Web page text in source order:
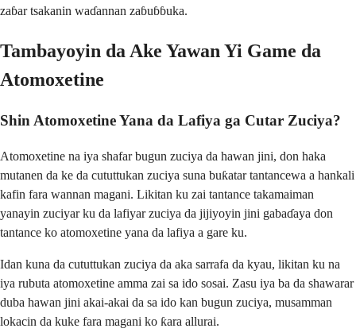
zaɓar tsakanin waɗannan zaɓuɓɓuka.
Tambayoyin da Ake Yawan Yi Game da
Atomoxetine
Shin Atomoxetine Yana da Lafiya ga Cutar Zuciya?
Atomoxetine na iya shafar bugun zuciya da hawan jini, don haka
mutanen da ke da cututtukan zuciya suna buƙatar tantancewa a hankali
kafin fara wannan magani. Likitan ku zai tantance takamaiman
yanayin zuciyar ku da lafiyar zuciya da jijiyoyin jini gabaɗaya don
tantance ko atomoxetine yana da lafiya a gare ku.
Idan kuna da cututtukan zuciya da aka sarrafa da kyau, likitan ku na
iya rubuta atomoxetine amma zai sa ido sosai. Zasu iya ba da shawarar
duba hawan jini akai-akai da sa ido kan bugun zuciya, musamman
lokacin da kuke fara magani ko ƙara allurai.